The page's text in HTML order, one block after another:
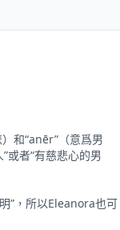
和“anēr”（意爲男
或者“有慈悲心的男
”，所以Eleanora也可